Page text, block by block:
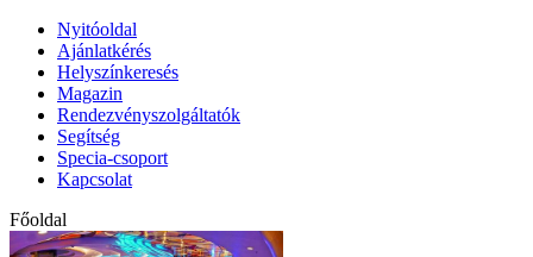
Nyitóoldal
Ajánlatkérés
Helyszínkeresés
Magazin
Rendezvényszolgáltatók
Segítség
Specia-csoport
Kapcsolat
Főoldal